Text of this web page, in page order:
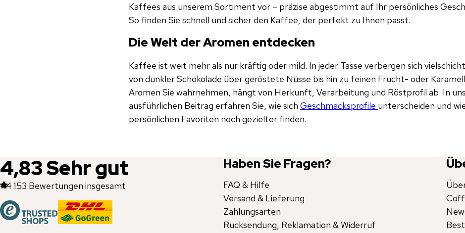
Kaffees aus unserem Sortiment vor – präzise abgestimmt auf Ihr persönliches
So finden Sie schnell und sicher den Kaffee, der perfekt zu Ihnen passt.
Die Welt der Aromen entdecken
Kaffee ist weit mehr als nur kräftig oder mild. In jeder Tasse verbergen sich
von dunkler Schokolade über geröstete Nüsse bis hin zu feinen Frucht- oder
Aromen Sie wahrnehmen, hängt von Herkunft, Verarbeitung und Röstprofil ab. In
ausführlichen Beitrag erfahren Sie, wie sich Geschmacksprofile unterscheiden und
persönlichen Favoriten noch gezielter finden.
4,83Sehr gut
44.153 Bewertungen insgesamt
Haben Sie Fragen?
FAQ & Hilfe
Versand & Lieferung
Zahlungsarten
Rücksendung, Reklamation & Widerruf